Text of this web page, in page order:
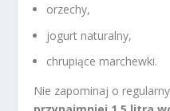
orzechy,
jogurt naturalny,
chrupiące marchewki.
Nie zapominaj o